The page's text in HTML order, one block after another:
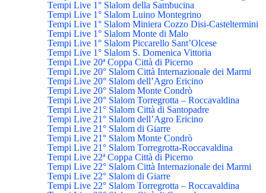
Tempi Live 1° Slalom della Sambucina
Tempi Live 1° Slalom Luino Montegrino
Tempi Live 1° Slalom Miniera Cozzo Disi-Casteltermini
Tempi Live 1° Slalom Monte di Malo
Tempi Live 1° Slalom Piccarello Sant’Olcese
Tempi Live 1° Slalom S. Domenica Vittoria
Tempi Live 20ª Coppa Città di Picerno
Tempi Live 20° Slalom Città Internazionale dei Marmi
Tempi Live 20° Slalom dell’Agro Ericino
Tempi Live 20° Slalom Monte Condrò
Tempi Live 20° Slalom Torregrotta – Roccavaldina
Tempi Live 21° Slalom Città di Santopadre
Tempi Live 21° Slalom dell’Agro Ericino
Tempi Live 21° Slalom di Giarre
Tempi Live 21° Slalom Monte Condrò
Tempi Live 21° Slalom Torregrotta-Roccavaldina
Tempi Live 22ª Coppa Città di Picerno
Tempi Live 22° Slalom Città Internazionale dei Marmi
Tempi Live 22° Slalom di Giarre
Tempi Live 22° Slalom Torregrotta – Roccavaldina